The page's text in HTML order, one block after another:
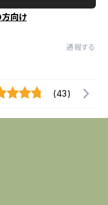
向け
通報する
(43)